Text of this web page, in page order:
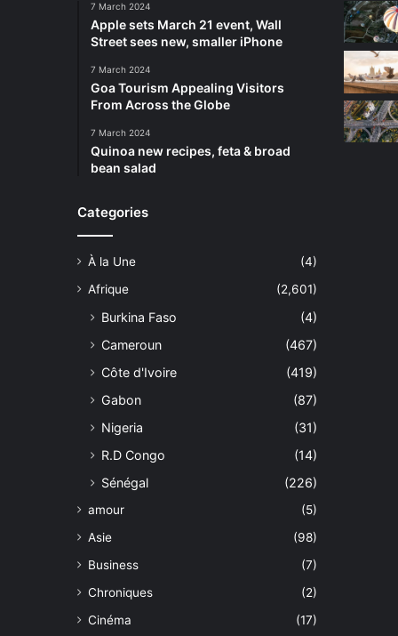
7 March 2024
Apple sets March 21 event, Wall
Street sees new, smaller iPhone
7 March 2024
Goa Tourism Appealing Visitors
From Across the Globe
7 March 2024
Quinoa new recipes, feta & broad
bean salad
Categories
À la Une
(4)
Afrique
(2,601)
Burkina Faso
(4)
Cameroun
(467)
Côte d'Ivoire
(419)
Gabon
(87)
Nigeria
(31)
R.D Congo
(14)
Sénégal
(226)
amour
(5)
Asie
(98)
Business
(7)
Chroniques
(2)
Cinéma
(17)